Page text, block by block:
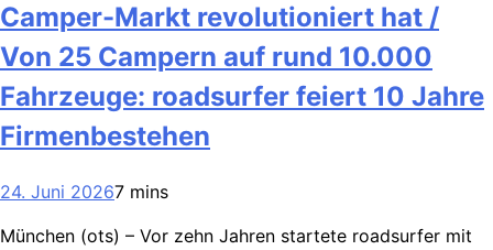
Camper-Markt revolutioniert hat /
Von 25 Campern auf rund 10.000
Fahrzeuge: roadsurfer feiert 10 Jahre
Firmenbestehen
24. Juni 20267 mins
München (ots) – Vor zehn Jahren startete roadsurfer mit